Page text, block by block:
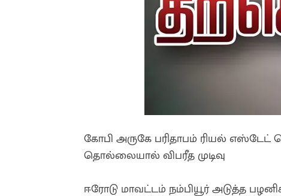
கோபி அருகே பரிதாபம் ரியல்
தொல்லையால் விபரீத முடிவு
ஈரோடு மாவட்டம் நம்பியூர் அடுத்த